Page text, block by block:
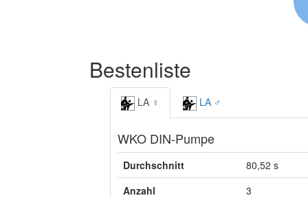
Bestenliste
LA ♀ LA ♂
WKO DIN-Pumpe
Durchschnitt
80,52 s
Anzahl
3